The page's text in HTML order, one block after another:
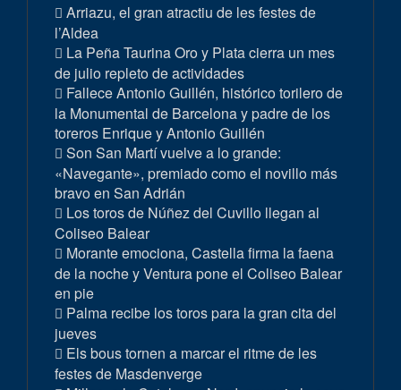
Arriazu, el gran atractiu de les festes de
l’Aldea
La Peña Taurina Oro y Plata cierra un mes
de julio repleto de actividades
Fallece Antonio Guillén, histórico torilero de
la Monumental de Barcelona y padre de los
toreros Enrique y Antonio Guillén
Son San Martí vuelve a lo grande:
«Navegante», premiado como el novillo más
bravo en San Adrián
Los toros de Núñez del Cuvillo llegan al
Coliseo Balear
Morante emociona, Castella firma la faena
de la noche y Ventura pone el Coliseo Balear
en pie
Palma recibe los toros para la gran cita del
jueves
Els bous tornen a marcar el ritme de les
festes de Masdenverge